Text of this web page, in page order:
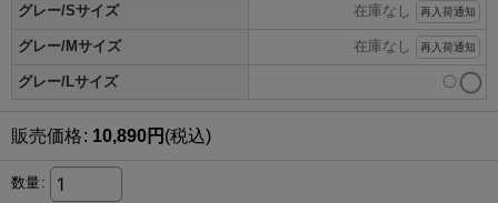
グレー/Sサイズ 在庫なし 再入荷通知
グレー/Mサイズ 在庫なし 再入荷通知
グレー/Lサイズ 〇
販売価格: 10,890円 (税込)
数量: